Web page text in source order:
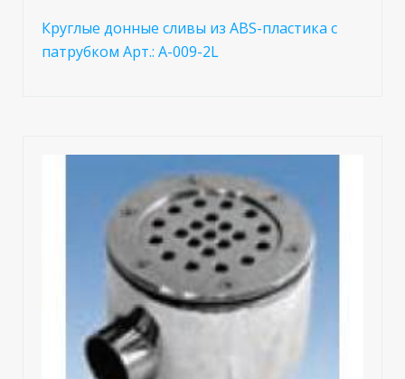
Круглые донные сливы из ABS-пластика с
патрубком Арт.: A-009-2L